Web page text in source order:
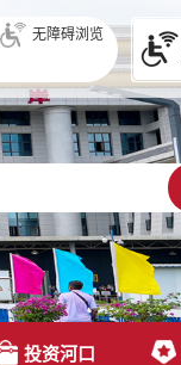
无障碍浏览
投资河口